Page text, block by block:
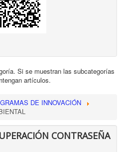
COMPETENCIA DIGITAL
Si se muestran las subcategorías
artículos.
DE INNOVACIÓN
CONTRASEÑA